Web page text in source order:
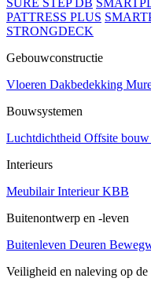
SURE STEP DB
PATTRESS PLUS
STRONGDECK
Gebouwconstructie
Vloeren Dakbedekking
Bouwsystemen
Luchtdichtheid Offsite bouw
Interieurs
MeubilairInterieurKBB
Buitenontwerp en -leven
Buitenleven Deuren
Veiligheid en naleving op de